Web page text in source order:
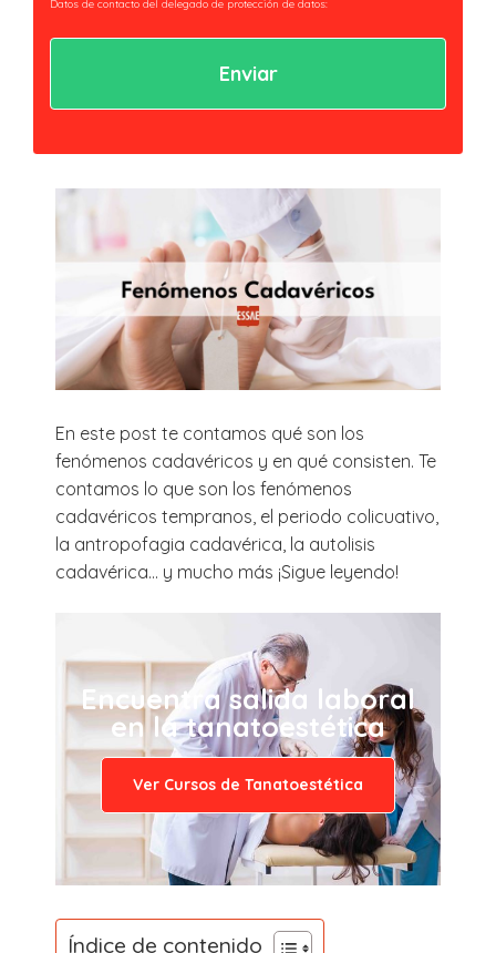
Datos de contacto del delegado de protección de datos:
Legitimación: Tratamientos sometidos al cumplimiento de obligación legal
los derechos reconocidos por la normativa aplicable en la política de
En este post te contamos qué son los
fenómenos cadavéricos y en qué consisten. Te
contamos lo que son los fenómenos
cadavéricos tempranos, el periodo colicuativo,
la antropofagia cadavérica, la autolisis
cadavérica… y mucho más ¡Sigue leyendo!
Encuentra salida laboral
en la tanatoestética
Ver Cursos de Tanatoestética
Índice de contenido